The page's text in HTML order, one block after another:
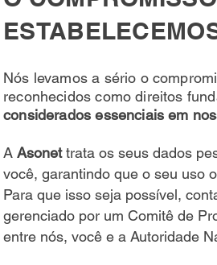
Nós levamos a sério o
reconhecidos como direitos
considerados essenciais em
A Asonettrata os seus dados
você, garantindo que o seu uso
Para que isso seja possível,
gerenciado por um Comitê de
entre nós, você e a Autoridade